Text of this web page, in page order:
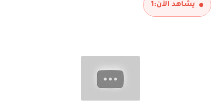
يشاهد الآن:1